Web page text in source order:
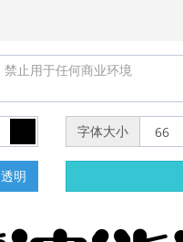
字体大小
透明